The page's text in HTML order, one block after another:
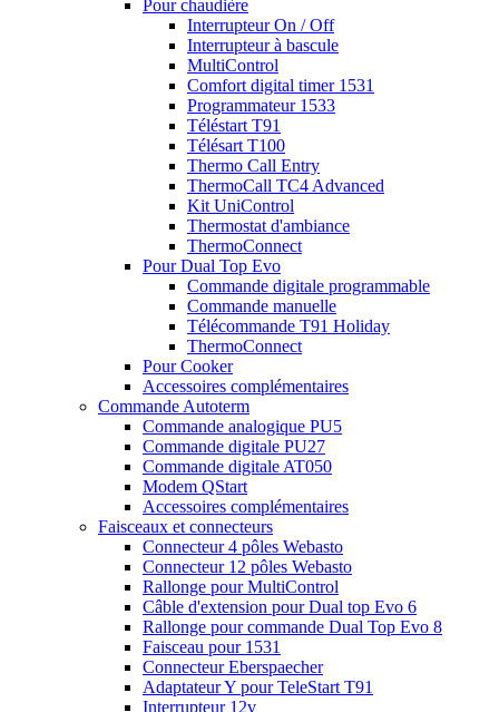
Pour chaudière
Interrupteur On / Off
Interrupteur à bascule
MultiControl
Comfort digital timer 1531
Programmateur 1533
Téléstart T91
Télésart T100
Thermo Call Entry
ThermoCall TC4 Advanced
Kit UniControl
Thermostat d'ambiance
ThermoConnect
Pour Dual Top Evo
Commande digitale programmable
Commande manuelle
Télécommande T91 Holiday
ThermoConnect
Pour Cooker
Accessoires complémentaires
Commande Autoterm
Commande analogique PU5
Commande digitale PU27
Commande digitale AT050
Modem QStart
Accessoires complémentaires
Faisceaux et connecteurs
Connecteur 4 pôles Webasto
Connecteur 12 pôles Webasto
Rallonge pour MultiControl
Câble d'extension pour Dual top Evo 6
Rallonge pour commande Dual Top Evo 8
Faisceau pour 1531
Connecteur Eberspaecher
Adaptateur Y pour TeleStart T91
Interrupteur 12v